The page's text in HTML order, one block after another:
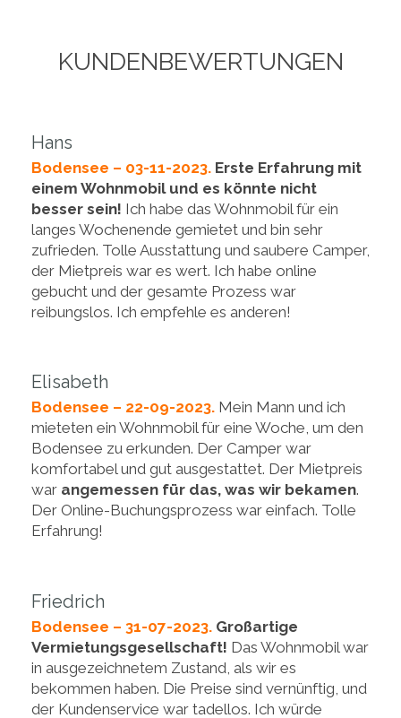
KUNDENBEWERTUNGEN
Hans
Bodensee – 03-11-2023. Erste Erfahrung mit
einem Wohnmobil und es könnte nicht
besser sein! Ich habe das Wohnmobil für ein
langes Wochenende gemietet und bin sehr
zufrieden. Tolle Ausstattung und saubere Camper,
der Mietpreis war es wert. Ich habe online
gebucht und der gesamte Prozess war
reibungslos. Ich empfehle es anderen!
Elisabeth
Bodensee – 22-09-2023. Mein Mann und ich
mieteten ein Wohnmobil für eine Woche, um den
Bodensee zu erkunden. Der Camper war
komfortabel und gut ausgestattet. Der Mietpreis
war angemessen für das, was wir bekamen.
Der Online-Buchungsprozess war einfach. Tolle
Erfahrung!
Friedrich
Bodensee – 31-07-2023. Großartige
Vermietungsgesellschaft! Das Wohnmobil war
in ausgezeichnetem Zustand, als wir es
bekommen haben. Die Preise sind vernünftig, und
der Kundenservice war tadellos. Ich würde